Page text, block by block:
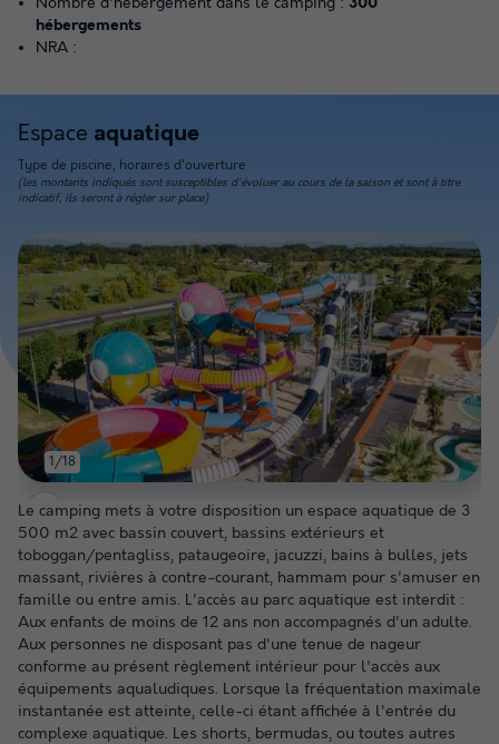
hébergements
NRA :
Espace aquatique
Type de piscine, horaires d'ouverture
(les montants indiqués sont susceptibles d'évoluer au cours de la saison et sont à titre
indicatif, ils seront à régler sur place)
1/18
Le camping mets à votre disposition un espace aquatique de 3
500 m2 avec bassin couvert, bassins extérieurs et
toboggan/pentagliss, pataugeoire, jacuzzi, bains à bulles, jets
massant, rivières à contre-courant, hammam pour s'amuser en
famille ou entre amis. L'accès au parc aquatique est interdit :
Aux enfants de moins de 12 ans non accompagnés d'un adulte.
Aux personnes ne disposant pas d'une tenue de nageur
conforme au présent règlement intérieur pour l'accès aux
équipements aqualudiques. Lorsque la fréquentation maximale
instantanée est atteinte, celle-ci étant affichée à l'entrée du
complexe aquatique. Les shorts, bermudas, ou toutes autres